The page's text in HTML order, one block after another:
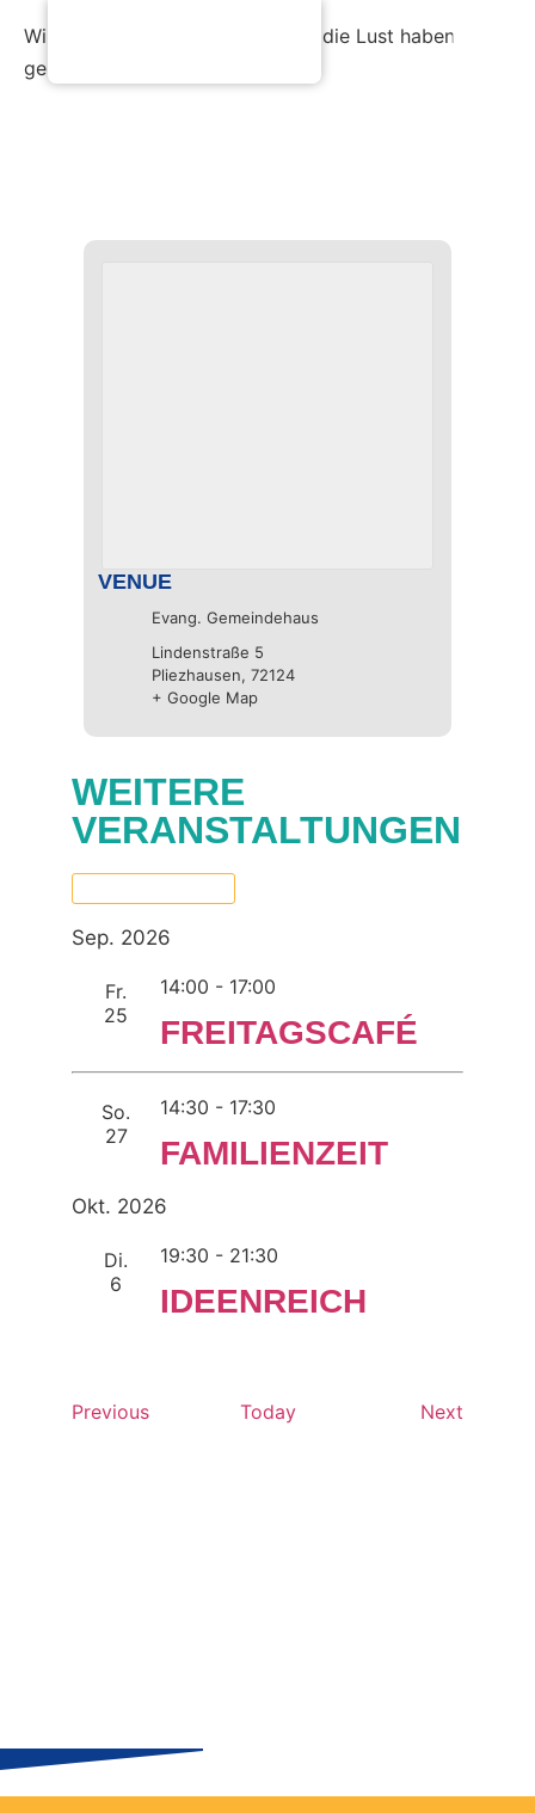
Wir freuen uns auf viele Familien die Lust haben
gemeinsam zu basteln!
VENUE
Evang. Gemeindehaus
Lindenstraße 5
Pliezhausen, 72124
+ Google Map
WEITERE
VERANSTALTUNGEN
date.
Sep. 2026
Fr.
25
14:00 - 17:00
FREITAGSCAFÉ
So.
27
14:30 - 17:30
FAMILIENZEIT
Okt. 2026
Di.
6
19:30 - 21:30
IDEENREICH
PreviousEvents Today Next